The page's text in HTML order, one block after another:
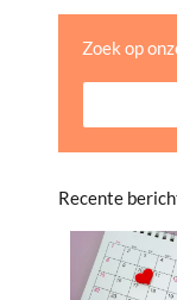
Zoek op
Recente